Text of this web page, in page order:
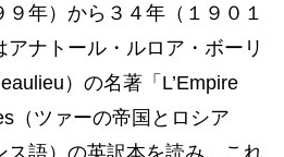
年）から３４年（１９０１
ナトール・ルロア・ボーリ
）の名著「L’Empire
（ツァーの帝国とロシア
ス語）の英訳本を読み、これ